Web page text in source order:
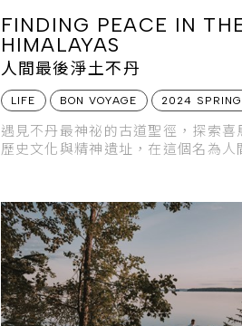
FINDING PEACE IN
HIMALAYAS
人間最後淨土不丹
LIFE BON VOYAGE 2024 SPRING
遇見不丹最神祕的古道聖徑，探索喜
歷史文化與精神遺址，在這個名為人